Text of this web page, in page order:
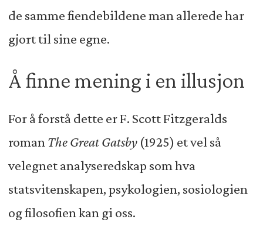
de samme fiendebildene man allerede har
gjort til sine egne.
Å finne mening i en illusjon
For å forstå dette er F. Scott Fitzgeralds
roman The Great Gatsby(1925) et vel så
velegnet analyseredskap som hva
statsvitenskapen, psykologien, sosiologien
og filosofien kan gi oss.